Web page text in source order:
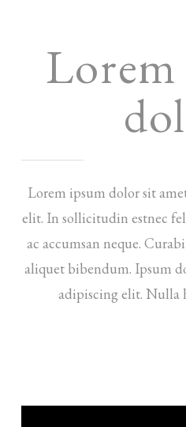
Lorem ipsum dolor sit
elit. In sollicitudin estnec
ac accumsan neque.
aliquet bibendum. Ipsum
adipiscing elit. Nulla